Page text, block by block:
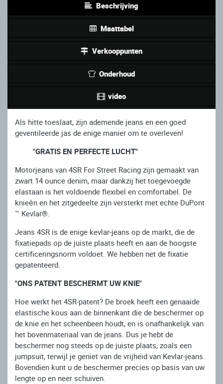
Beschrijving
Maattabel
Verkooppunten
Onderhoud
video
Als hitte toeslaat, zijn ademende jeans en een goed
geventileerde jas de enige manier om te overleven!
"GRATIS EN PERFECTE LUCHT"
Motorjeans van 4SR For Street Racing zijn gemaakt van
zwart 14 ounce denim, maar dankzij het toegevoegde
elastaan ​​is het voldoende flexibel en comfortabel. De
knieën en het zitgedeelte zijn versterkt met echte DuPont
™ Kevlar®.
Jeans 4SR is de enige kevlar-jeans op de markt, die de
fixatiepads op de juiste plaats heeft en aan de hoogste
certificeringsnorm voldoet. We hebben net de fixatie
gepatenteerd.
"ONS PATENT BESCHERMT UW KNIE"
Hoe werkt het 4SR-patent? De broek heeft een genaaide
elastische kous aan de binnenkant die de beschermer op
de knie en het scheenbeen houdt, en is onafhankelijk van
het bovenmateriaal van de jeans. Dus je hebt de
beschermer nog steeds op de juiste plaats, zoals een
jumpsuit, terwijl je geniet van de vrijheid van Kevlar-jeans.
Bovendien kunt u de beschermer precies op basis van uw
lengte op en neer schuiven.